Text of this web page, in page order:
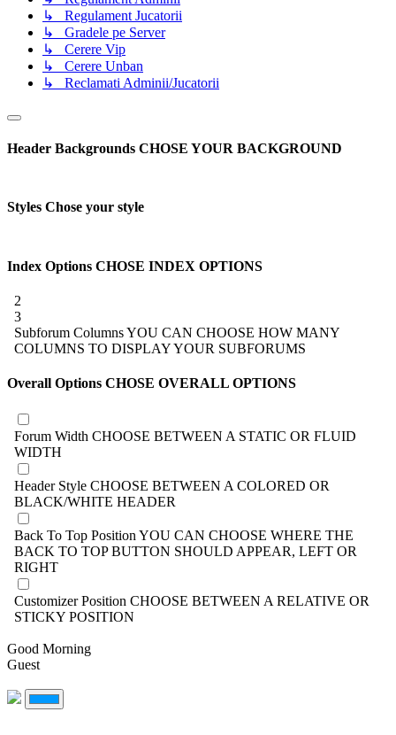
↳ Regulament Jucatorii
↳ Gradele pe Server
↳ Cerere Vip
↳ Cerere Unban
↳ Reclamati Adminii/Jucatorii
Header Backgrounds CHOSE YOUR BACKGROUND
Styles Chose your style
Index Options CHOSE INDEX OPTIONS
2
3
Subforum ColumnsYOU CAN CHOOSE HOW MANY
COLUMNS TO DISPLAY YOUR SUBFORUMS
Overall Options CHOSE OVERALL OPTIONS
Forum Width CHOOSE BETWEEN A STATIC OR FLUID
WIDTH
Header Style CHOOSE BETWEEN A COLORED OR
BLACK/WHITE HEADER
Back To Top Position YOU CAN CHOOSE WHERE THE
BACK TO TOP BUTTON SHOULD APPEAR, LEFT OR
RIGHT
Customizer Position CHOOSE BETWEEN A RELATIVE OR
STICKY POSITION
Good Morning
Guest